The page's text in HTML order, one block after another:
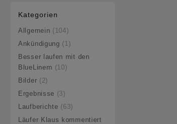
Kategorien
Allgemein (104)
Ankündigung (1)
Besser laufen mit den
BlueLinern (10)
Bilder (2)
Ergebnisse (3)
Laufberichte (63)
Läufer Klaus kommentiert